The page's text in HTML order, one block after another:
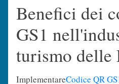
Benefici dei
GS1
turismo delle
ImplementareCodice QR